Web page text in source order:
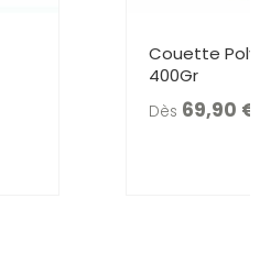
Couette
400Gr
Dès 69,90